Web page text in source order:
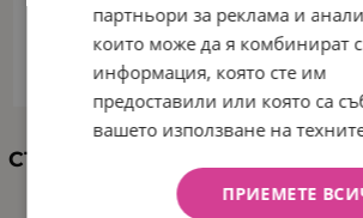
СЪБУЖДА ЖЕЛАНИЕТО ЗА
партньори за реклама и
които може да я комбинират с
информация, която сте им
предоставили или която са
вашето използване на
ПРИЕМЕТЕ